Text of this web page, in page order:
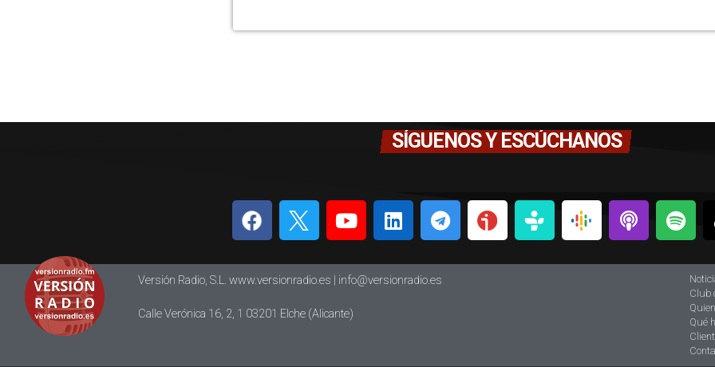
SÍGUENOS Y ESCÚCHANOS
Versión Radio, S.L. www.versionradio.es | info@versionradio.es
Calle Verónica 16, 2, 1 03201 Elche (Alicante)
Club
Qué